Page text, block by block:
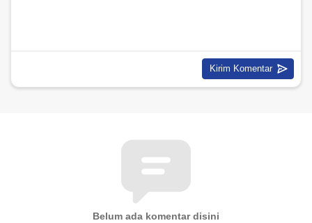
Belum ada komentar disini